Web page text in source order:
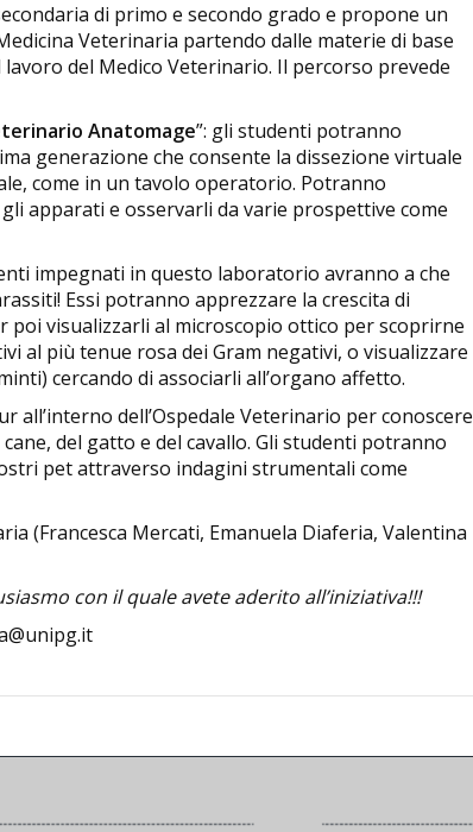
di primo e secondo grado e propone un
Veterinaria partendo dalle materie di base
del Medico Veterinario. Il percorso prevede
Anatomage”: gli studenti potranno
generazione che consente la dissezione virtuale
come in un tavolo operatorio. Potranno
apparati e osservarli da varie prospettive come
impegnati in questo laboratorio avranno a che
Essi potranno apprezzare la crescita di
poi visualizzarli al microscopio ottico per scoprirne
al più tenue rosa dei Gram negativi, o visualizzare
cercando di associarli all’organo affetto.
all’interno dell’Ospedale Veterinario per conoscere
del gatto e del cavallo. Gli studenti potranno
pet attraverso indagini strumentali come
(Francesca Mercati, Emanuela Diaferia, Valentina
con il quale avete aderito all’iniziativa!!!